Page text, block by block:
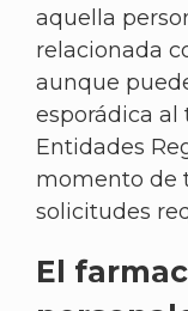
aquella
relacionada
aunque
esporádica al
Entidades
momento de
solicitudes
El